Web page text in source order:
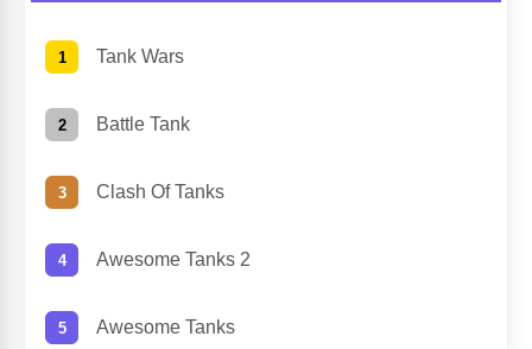
Tank Wars
Battle Tank
Clash Of Tanks
Awesome Tanks 2
Awesome Tanks